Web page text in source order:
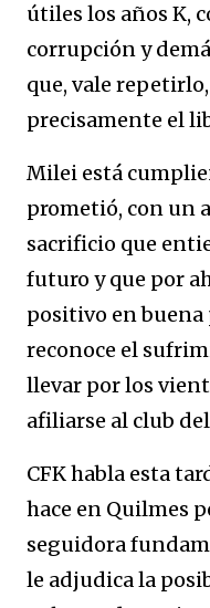
útiles los años K,
corrupción y
que, vale
precisamente el
Milei está
prometió, con un
sacrificio que
futuro y que por
positivo en buena
reconoce el
llevar por los
afiliarse al club
CFK habla esta
hace en Quilmes
seguidora
le adjudica la